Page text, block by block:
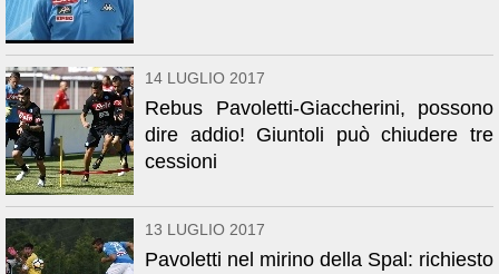
14 LUGLIO 2017
Rebus Pavoletti-Giaccherini, possono
dire addio! Giuntoli può chiudere tre
cessioni
13 LUGLIO 2017
Pavoletti nel mirino della Spal: richiesto